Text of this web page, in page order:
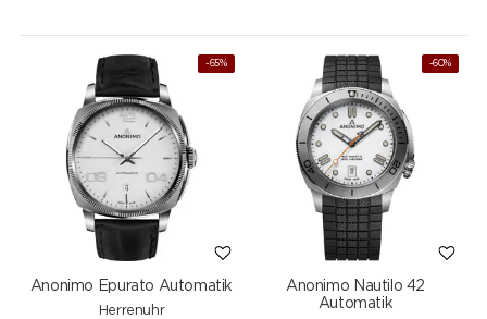
-65%
Anonimo Epurato Automatik
Herrenuhr
-60%
Anonimo Nautilo 42
Automatik